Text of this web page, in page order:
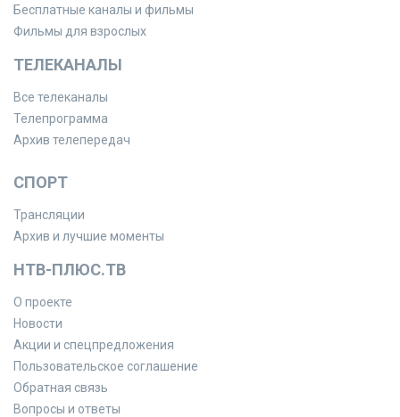
Бесплатные каналы и фильмы
Фильмы для взрослых
ТЕЛЕКАНАЛЫ
Все телеканалы
Телепрограмма
Архив телепередач
СПОРТ
Трансляции
Архив и лучшие моменты
НТВ-ПЛЮС.ТВ
О проекте
Новости
Акции и спецпредложения
Пользовательское соглашение
Обратная связь
Вопросы и ответы